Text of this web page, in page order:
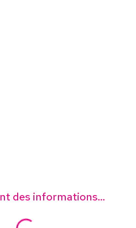
des informations...